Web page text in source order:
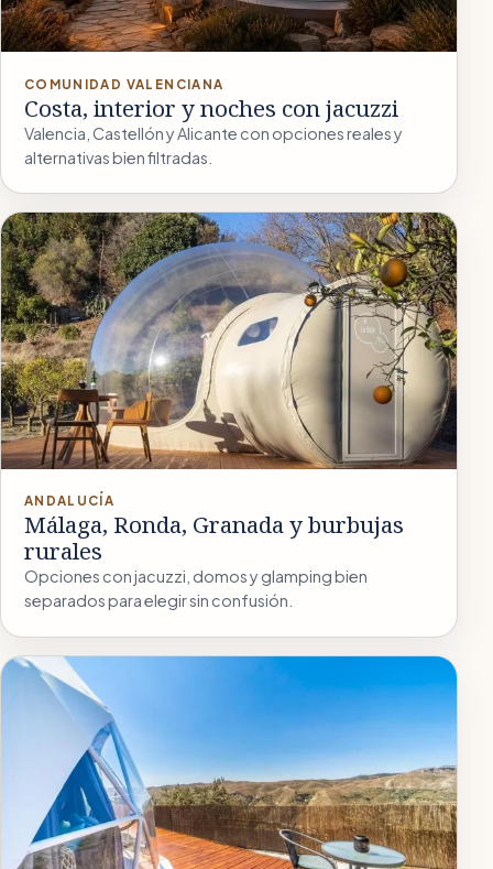
COMUNIDAD VALENCIANA
Costa, interior y noches con jacuzzi
Valencia, Castellón y Alicante con opciones reales y
alternativas bien filtradas.
ANDALUCÍA
Málaga, Ronda, Granada y burbujas
rurales
Opciones con jacuzzi, domos y glamping bien
separados para elegir sin confusión.